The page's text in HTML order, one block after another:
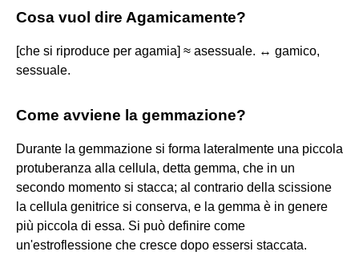
Cosa vuol dire Agamicamente?
[che si riproduce per agamia] ≈ asessuale. ↔ gamico,
sessuale.
Come avviene la gemmazione?
Durante la gemmazione si forma lateralmente una piccola
protuberanza alla cellula, detta gemma, che in un
secondo momento si stacca; al contrario della scissione
la cellula genitrice si conserva, e la gemma è in genere
più piccola di essa. Si può definire come
un'estroflessione che cresce dopo essersi staccata.